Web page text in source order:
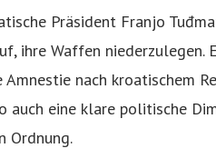
Präsident Franjo
ihre Waffen niederzulegen.
nach kroatischem
eine klare politische
Ordnung.